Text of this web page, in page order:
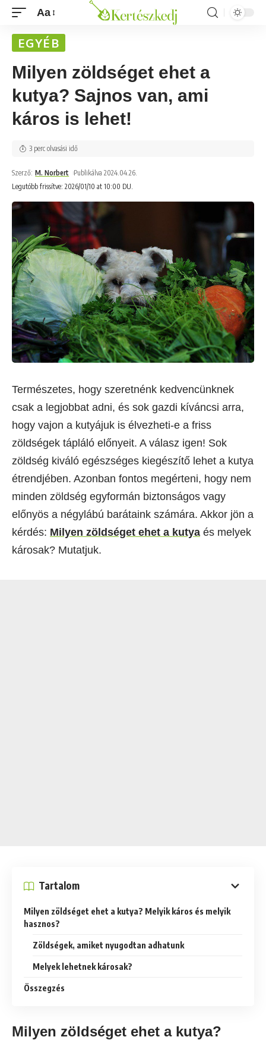
Aa
EGYÉB
Milyen zöldséget ehet a
kutya? Sajnos van, ami
káros is lehet!
Legutóbb frissítve: 2026/01/10 at 10:00 DU.
Szerző: M. Norbert Publikálva 2024.04.26.
3 perc olvasási idő
Természetes, hogy szeretnénk kedvencünknek
csak a legjobbat adni, és sok gazdi kíváncsi arra,
hogy vajon a kutyájuk is élvezheti-e a friss
zöldségek tápláló előnyeit. A válasz igen! Sok
zöldség kiváló egészséges kiegészítő lehet a kutya
étrendjében. Azonban fontos megérteni, hogy nem
minden zöldség egyformán biztonságos vagy
előnyös a négylábú barátaink számára. Akkor jön a
kérdés: Milyen zöldséget ehet a kutya és melyek
károsak? Mutatjuk.
Tartalom
Milyen zöldséget ehet a kutya? Melyik káros és melyik
hasznos?
Zöldségek, amiket nyugodtan adhatunk
Melyek lehetnek károsak?
Összegzés
Milyen zöldséget ehet a kutya?